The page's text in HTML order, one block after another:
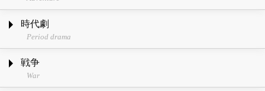
時代劇
Period drama
戦争
War